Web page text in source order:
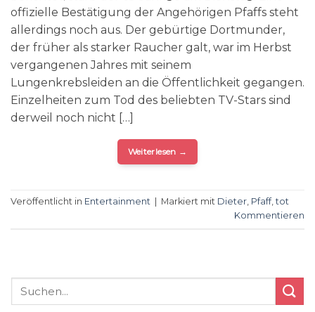
offizielle Bestätigung der Angehörigen Pfaffs steht
allerdings noch aus. Der gebürtige Dortmunder,
der früher als starker Raucher galt, war im Herbst
vergangenen Jahres mit seinem
Lungenkrebsleiden an die Öffentlichkeit gegangen.
Einzelheiten zum Tod des beliebten TV-Stars sind
derweil noch nicht […]
Weiterlesen →
Veröffentlicht in Entertainment Markiert mit Dieter Pfaff,tot
Kommentieren